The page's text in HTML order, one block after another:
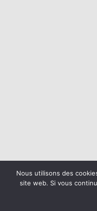
Nous utilisons des
site web. Si vous